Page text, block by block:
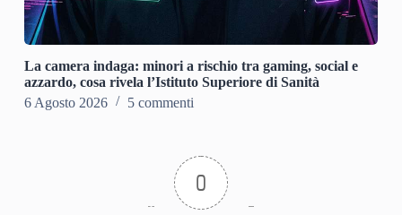
La camera indaga: minori a rischio tra gaming, social e
azzardo, cosa rivela l’Istituto Superiore di Sanità
6 Agosto 2026
5 commenti
0